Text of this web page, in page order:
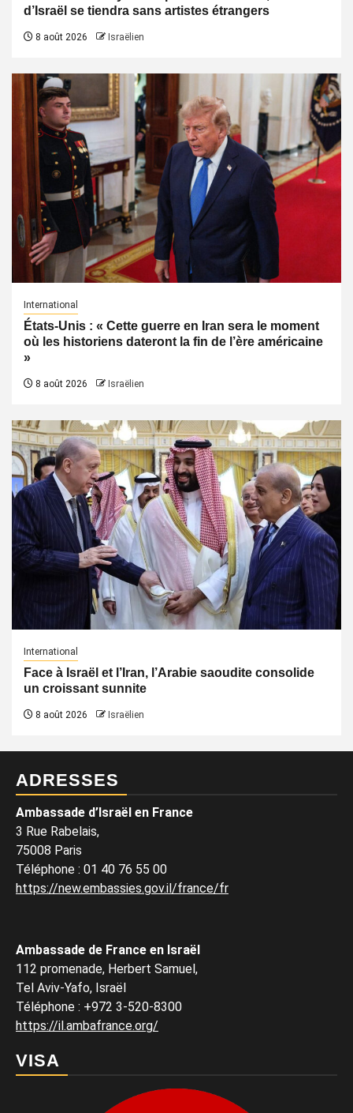
d’Israël se tiendra sans artistes étrangers
8 août 2026 Israëlien
International
États-Unis : « Cette guerre en Iran sera le moment
où les historiens dateront la fin de l’ère américaine
»
8 août 2026 Israëlien
International
Face à Israël et l’Iran, l’Arabie saoudite consolide
un croissant sunnite
8 août 2026 Israëlien
ADRESSES
Ambassade d’Israël en France
3 Rue Rabelais,
75008 Paris
Téléphone : 01 40 76 55 00
https://new.embassies.gov.il/france/fr
Ambassade de France en Israël
112 promenade, Herbert Samuel,
Tel Aviv-Yafo, Israël
Téléphone : +972 3-520-8300
https://il.ambafrance.org/
VISA